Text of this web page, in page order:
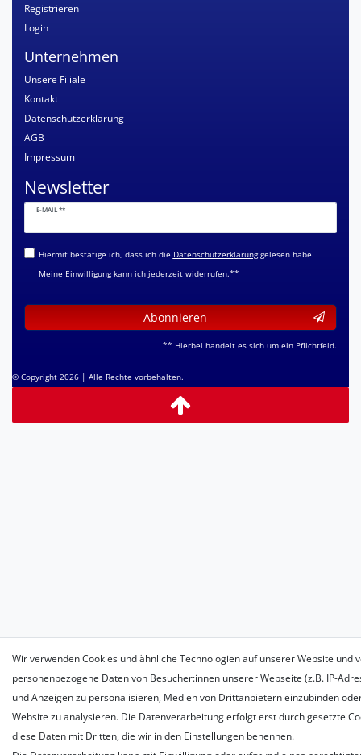
Registrieren
Login
Unternehmen
Unsere Filiale
Kontakt
Datenschutzerklärung
AGB
Impressum
Newsletter
E-MAIL **
Newsletter
Honig
Hiermit bestätige ich, dass ich die Daten­schutz­erklärunggelesen habe.
Meine Einwilligung kann ich jederzeit widerrufen.**
Abonnieren
** Hierbei handelt es sich um ein Pflichtfeld.
© Copyright 2026 | Alle Rechte vorbehalten.
Wir verwenden Cookies und ähnliche Technologien auf unserer Website und
personenbezogene Daten von Besucher:innen unserer Webseite (z.B. IP-
und Anzeigen zu personalisieren, Medien von Drittanbietern einzubinden
Website zu analysieren. Die Datenverarbeitung erfolgt erst durch gesetzte
diese Daten mit Dritten, die wir in den Einstellungen benennen.